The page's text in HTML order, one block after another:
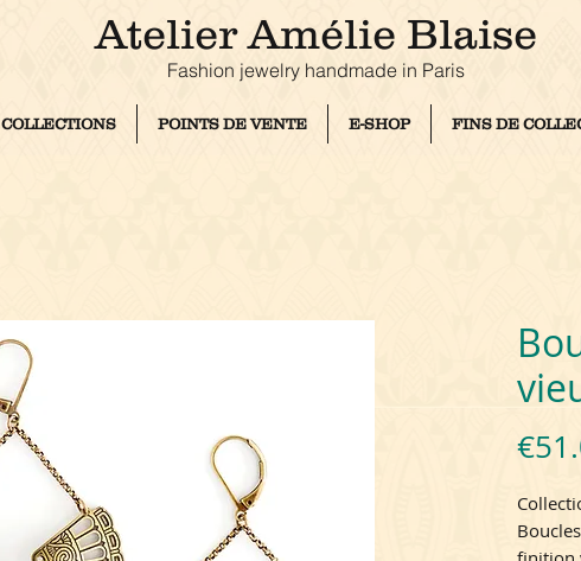
COLLECTIONS POINTS DE VENTE E-SHOP FINS DE
Atelier Amélie Blaise
Fashion jewelry handmade in Paris